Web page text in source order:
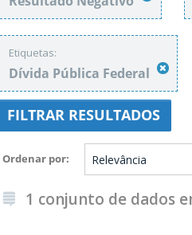
Etiquetas:
Dívida Pública Federal
FILTRAR RESULTADOS
Ordenar por
1 conjunto de dados